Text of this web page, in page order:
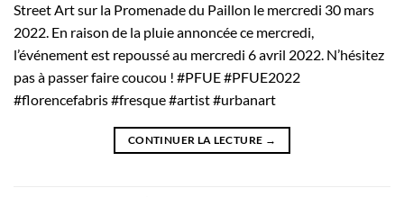
Street Art sur la Promenade du Paillon le mercredi 30 mars
2022. En raison de la pluie annoncée ce mercredi,
l’événement est repoussé au mercredi 6 avril 2022. N’hésitez
pas à passer faire coucou ! #PFUE #PFUE2022
#florencefabris #fresque #artist #urbanart
CONTINUER LA LECTURE →